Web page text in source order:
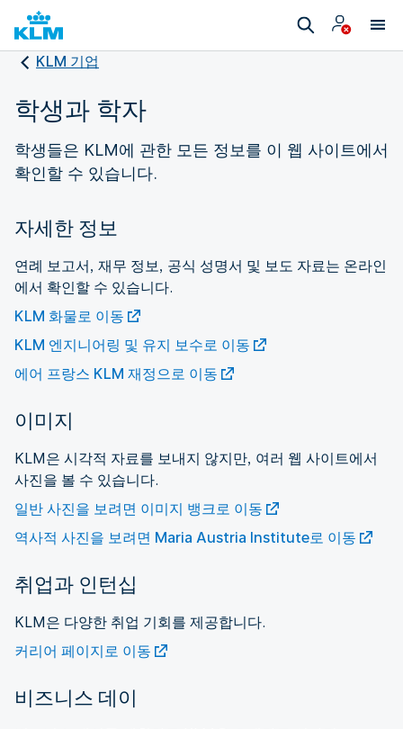
KLM 기업
학생과 학자
학생들은 KLM에 관한 모든 정보를 이 웹 사이트에서
확인할 수 있습니다.
자세한 정보
연례 보고서, 재무 정보, 공식 성명서 및 보도 자료는 온라인
에서 확인할 수 있습니다.
KLM 화물로 이동
KLM 엔지니어링 및 유지 보수로 이동
에어 프랑스 KLM 재정으로 이동
이미지
KLM은 시각적 자료를 보내지 않지만, 여러 웹 사이트에서
사진을 볼 수 있습니다.
일반 사진을 보려면 이미지 뱅크로 이동
역사적 사진을 보려면 Maria Austria Institute로 이동
취업과 인턴십
KLM은 다양한 취업 기회를 제공합니다.
커리어 페이지로 이동
비즈니스 데이